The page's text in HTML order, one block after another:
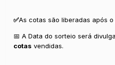
✅As cotas são liberadas após o
📅 A Data do sorteio será
cotas vendidas.